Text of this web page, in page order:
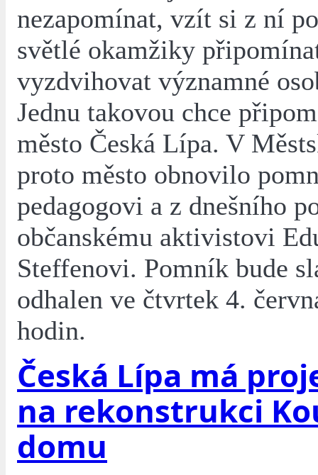
nezapomínat, vzít si z ní
světlé okamžiky
vyzdvihovat významné
Jednu takovou chce
město Česká Lípa. V
proto město obnovilo
pedagogovi a z dnešního
občanskému aktivistovi
Steffenovi. Pomník bude
odhalen ve čtvrtek 4.
hodin.
Česká Lípa má
na rekonstrukci
domu